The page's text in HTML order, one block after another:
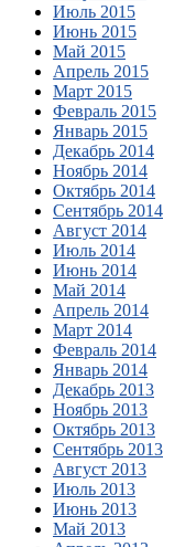
Июль 2015
Июнь 2015
Май 2015
Апрель 2015
Март 2015
Февраль 2015
Январь 2015
Декабрь 2014
Ноябрь 2014
Октябрь 2014
Сентябрь 2014
Август 2014
Июль 2014
Июнь 2014
Май 2014
Апрель 2014
Март 2014
Февраль 2014
Январь 2014
Декабрь 2013
Ноябрь 2013
Октябрь 2013
Сентябрь 2013
Август 2013
Июль 2013
Июнь 2013
Май 2013